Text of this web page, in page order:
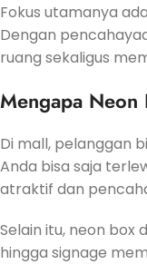
Fokus utamanya
Dengan
ruang sekaligus
Mengapa
Di mall, pelanggan
Anda bisa saja
atraktif dan
Selain itu, neon
hingga signage